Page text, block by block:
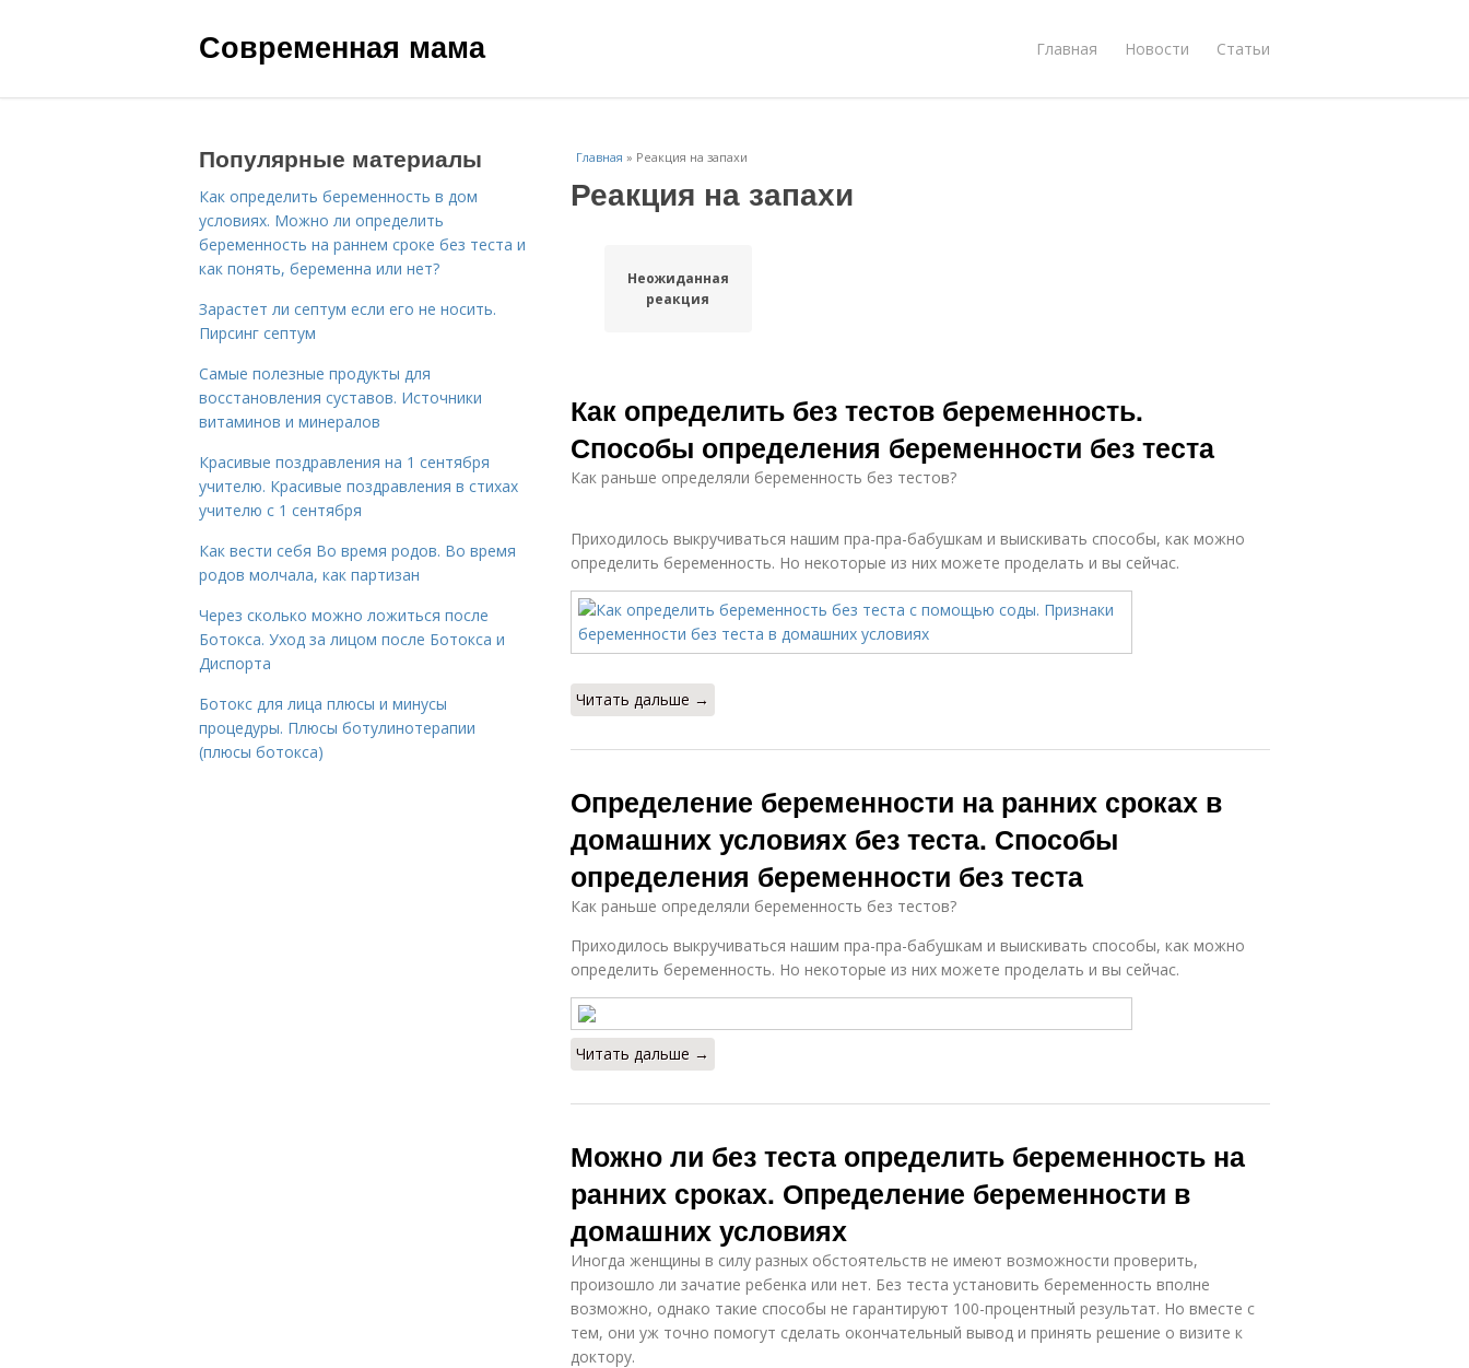
Современная мама Главная Новости Статьи
Главная » Реакция на запахи
Реакция на запахи
Неожиданная
реакция
Как определить без тестов беременность.
Способы определения беременности без теста
Как раньше определяли беременность без тестов?
Приходилось выкручиваться нашим пра-пра-бабушкам и выискивать способы, как можно
определить беременность. Но некоторые из них можете проделать и вы сейчас.
Читать дальше →
Определение беременности на ранних сроках в
домашних условиях без теста. Способы
определения беременности без теста
Как раньше определяли беременность без тестов?
Приходилось выкручиваться нашим пра-пра-бабушкам и выискивать способы, как можно
определить беременность. Но некоторые из них можете проделать и вы сейчас.
Читать дальше →
Можно ли без теста определить беременность на
ранних сроках. Определение беременности в
домашних условиях
Иногда женщины в силу разных обстоятельств не имеют возможности проверить,
произошло ли зачатие ребенка или нет. Без теста установить беременность вполне
возможно, однако такие способы не гарантируют 100-процентный результат. Но вместе с
тем, они уж точно помогут сделать окончательный вывод и принять решение о визите к
доктору.
Популярные материалы
Как определить беременность в дом
условиях. Можно ли определить
беременность на раннем сроке без теста и
как понять, беременна или нет?
Зарастет ли септум если его не носить.
Пирсинг септум
Самые полезные продукты для
восстановления суставов. Источники
витаминов и минералов
Красивые поздравления на 1 сентября
учителю. Красивые поздравления в стихах
учителю с 1 сентября
Как вести себя Во время родов. Во время
родов молчала, как партизан
Через сколько можно ложиться после
Ботокса. Уход за лицом после Ботокса и
Диспорта
Ботокс для лица плюсы и минусы
процедуры. Плюсы ботулинотерапии
(плюсы ботокса)